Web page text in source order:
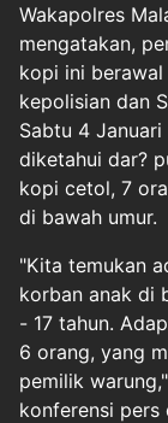
Wakapolres
mengatakan,
kopi ini berawal
kepolisian dan
Sabtu 4
diketahui dar?
kopi cetol, 7
di bawah umur.
"Kita temukan
korban anak di
- 17 tahun.
6 orang, yang
pemilik
konferensi pers